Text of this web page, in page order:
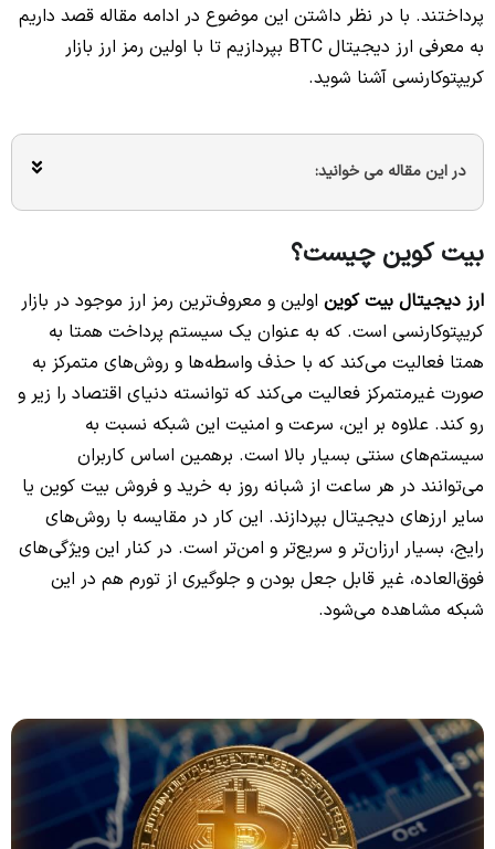
پرداختند. با در نظر داشتن این موضوع در ادامه مقاله قصد داریم
به معرفی ارز دیجیتال BTC بپردازیم تا با اولین رمز ارز بازار
کریپتوکارنسی آشنا شوید.
در این مقاله می خوانید:
بیت کوین چیست؟
ارز دیجیتال بیت کوین اولین و معروف‌ترین رمز ارز موجود در بازار
کریپتوکارنسی است. که به عنوان یک سیستم پرداخت همتا به
همتا فعالیت می‌کند که با حذف واسطه‌ها و روش‌های متمرکز به
صورت غیرمتمرکز فعالیت می‌کند که توانسته دنیای اقتصاد را زیر و
رو کند. علاوه بر این، سرعت و امنیت این شبکه نسبت به
سیستم‌های سنتی بسیار بالا است. برهمین اساس کاربران
می‌توانند در هر ساعت از شبانه روز به خرید و فروش بیت کوین یا
سایر ارزهای دیجیتال بپردازند. این کار در مقایسه با روش‌های
رایج، بسیار ارزان‌تر و سریع‌تر و امن‌تر است. در کنار این ویژگی‌های
فوق‌العاده، غیر قابل جعل بودن و جلوگیری از تورم هم در این
شبکه مشاهده می‌شود.